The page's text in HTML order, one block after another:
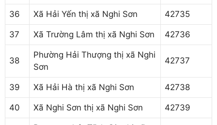
36 Xã Hải Yến thị xã Nghi Sơn 42735
37 Xã Trường Lâm thị xã Nghi Sơn 42736
38
Phường Hải Thượng thị xã Nghi
Sơn
42737
39 Xã Hải Hà thị xã Nghi Sơn 42738
40 Xã Nghi Sơn thị xã Nghi Sơn 42739